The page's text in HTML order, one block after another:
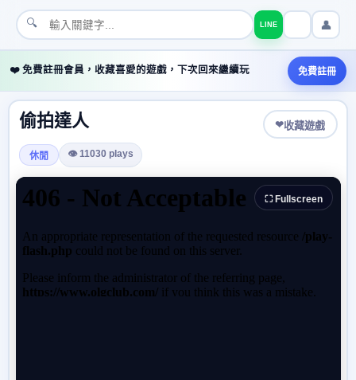
🔍 LINE 👤
❤️ 免費註冊會員，收藏喜愛的遊戲，下次回來繼續玩 免費註冊
偷拍達人 ❤收藏遊戲
休閒 👁 11030 plays
⛶ Fullscreen